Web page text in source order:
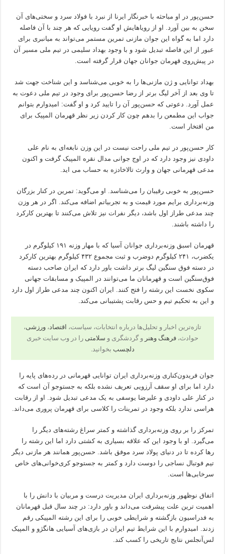
حسن‌پور در او مباحثه با خبرنگار ایرنا از نبرد با فولاد سرد و سختی‌های آن
سخن به بین آورد. او از رویاهایش او گفت رویایی که هر چند با آن فاصله
دارد اما به گواه این جوان مازنی تمرین مستمر می‌تواند به میانبری برای
عبور از این فاصله تبدیل شود و با وجود بهداد سلیمی در تیم ملی مسیر آن
در پیش‌روی قهرمان جوانان جهان قرار گرفته است.
بهداد توانایی و ژن مازنی‌ها را به خوبی می‌شناسد و این شناخت جهت شد
تا وی بعد از آخر لیگ برتر از رضا حسن‌پور برای وجود در تیم ملی دعوت به
عمل آورد. دعوتی که حسن‌پور آن را تایید کرد و او گفت: امیدوارم بتوانم
جواب این مطمعن را بدهم چون کار کردن زیر نظر قهرمان المپیک برای
من افتخار است.
کار حسن‌پور در تیم ملی راحت نیست در این وزن نابغه‌ای به نام علی
داودی نیز وجود دارد که در اوج جوانی مدال نقره المپیک گرفت و اکنون
مدعی قهرمانی جهان و وارث تالاخادزه به حساب می اید.
حسن‌پور به خوبی رقیبان را می‌شناسد. او می‌گوید: تمرین در کنار بزرگان
وزنه‌برداری برایم مورد قیمت و به تجربیاتم اضافه می‌کند. اگر در هر وزن
چند مدعی طراز اول باشد، دیگر نفرات نیز تلاش می‌کنند تا بهترین کارکرد
را داشته باشند.
قهرمان اسبق وزنه‌برداری جوانان آسیا که با مهار وزنه ۱۹۱ کیلوگرم در
یکضرب، ۲۴۱ کیلوگرم دوضرب و ثبت مجموع ۴۳۲ کیلوگرم بهترین کارکرد
در دسته فوق سنگین لیگ برتر داشت باور دارد که ایران صاحب دسته
فوق‌سنگین است و قهرمانان ما می‌توانند در المپیک و مسابقات جهانی
سکوی نخست این رشته را فتح کنند. ایران اکنون چند مدعی طراز اول دارد
و این به تحکیم تیم و حس رقابت پشتیبانی می‌کند.
تازه‌ترین اخبار و تحلیل‌ها درباره انتخابات، سیاست، اقتصاد، ورزشی،
حوادث، فرهنگ وهنر و گردشگری و سلامتی را در وب سایت خبری
دلچسب بخوانید.
جوان فریدون‌کناری وزنه‌برداری ایران توانایی قهرمانی در رده‌های پایه را
دارد اما برای او سقف آرزویی تعریف نشده بلکه به جستوجو آن است که
در کنار علی داودی و علیرضا یوسفی به یک مدعی تبدیل شود. او از رقابت
هراسی ندارد بلکه وجود در تمرینات را کلاسی برای قهرمان پروری می‌داند.
تمرکز را بر روی وزنه‌برداری گذاشته و کمتر سراغ رشته‌های دیگر را
می‌گیرد. او با وجود این که علاقه بسیاری به کشتی دارد اما این رشته را
رها کرده تا در دنیای پولاد سرد موفق باشد. حسن‌پور همانند هر مازنی دیگر
تیم فوتبال نساجی را دوست دارد و کمتر به جستوجو کری‌خوانی‌های خاص
سرخابی‌ها است.
اتفاق نوظهور وزنه‌برداری ایران مدیریت درست و مربیان با دانش را با
اهمیت ترین علت پیشرفت می‌داند و باور دارد: در چند سال قبل قهرمانان
به فدراسیون بازگشته و شرایطی خوبی را برای این رشته المپیکی رقم
زدند. امیدوارم با این شرایط تیم ایران در بازی‌های آسیایی هانگژو و المپیک
لس‌آنجلس نتایج تاریخی را کسب کند.